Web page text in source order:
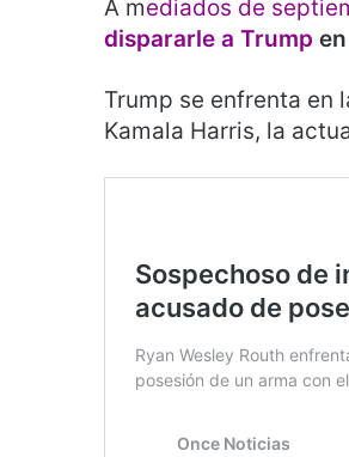
A mediados de
dispararle a Trump
Trump se enfrenta en
Kamala Harris, la